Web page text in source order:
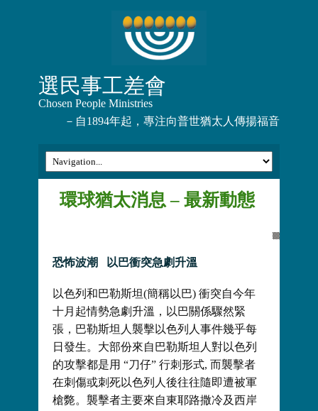
選民事工差會
Chosen People Ministries
－自1894年起，專注向普世猶太人傳揚福音
環球猶太消息 – 最新動態
恐怖波潮 以巴衝突急劇升溫
以色列和巴勒斯坦(簡稱以巴) 衝突自今年
十月起情勢急劇升溫，以巴關係驟然緊
張，巴勒斯坦人襲擊以色列人事件幾乎每
日發生。大部份來自巴勒斯坦人對以色列
的攻擊都是用 “刀仔” 行刺形式, 而襲擊者
在刺傷或刺死以色列人後往往隨即遭被軍
槍斃。襲擊者主要來自東耶路撒冷及西岸